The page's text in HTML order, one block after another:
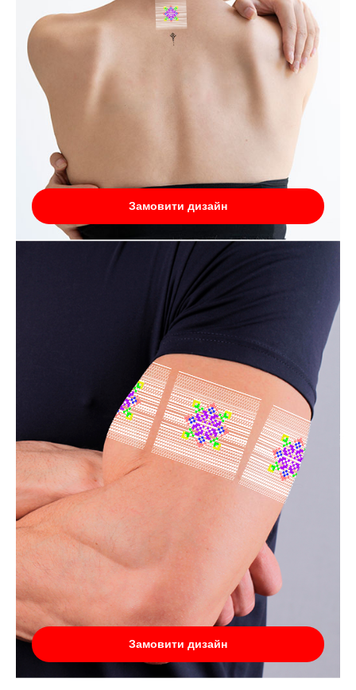
Замовити дизайн
Замовити дизайн